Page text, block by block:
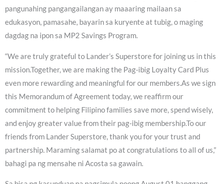
pangunahing pangangailangan ay maaaring mailaan sa
edukasyon, pamasahe, bayarin sa kuryente at tubig, o maging
dagdag na ipon sa MP2 Savings Program.
“We are truly grateful to Lander’s Superstore for joining us in this
mission.Together, we are making the Pag-ibig Loyalty Card Plus
even more rewarding and meaningful for our members.As we sign
this Memorandum of Agreement today, we reaffirm our
commitment to helping Filipino families save more, spend wisely,
and enjoy greater value from their pag-ibig membership.To our
friends from Lander Superstore, thank you for your trust and
partnership. Maraming salamat po at congratulations to all of us,”
bahagi pa ng mensahe ni Acosta sa gawain.